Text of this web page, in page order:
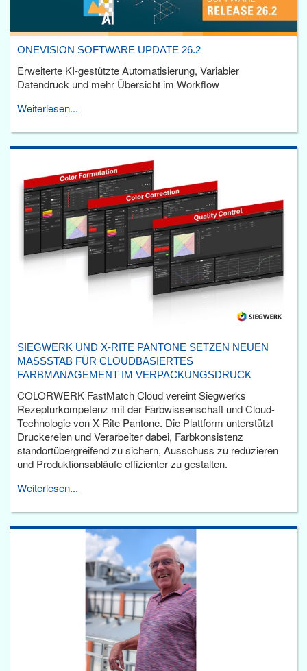
ONEVISION SOFTWARE UPDATE 26.2
Erweiterte KI-gestützte Automatisierung, Variabler
Datendruck und mehr Übersicht im Workflow
Weiterlesen...
SIEGWERK UND X-RITE PANTONE SETZEN NEUEN
MASSSTAB FÜR CLOUDBASIERTES F
ARBMANAGEMENT IM VERPACKUNGSDRUCK
COLORWERK FastMatch Cloud vereint Siegwerks
Rezepturkompetenz mit der Farbwissenschaft und Cloud-
Technologie von X-Rite Pantone. Die Plattform unterstützt
Druckereien und Verarbeiter dabei, Farbkonsistenz
standortübergreifend zu sichern, Ausschuss zu reduzieren
und Produktionsabläufe effizienter zu gestalten.
Weiterlesen...